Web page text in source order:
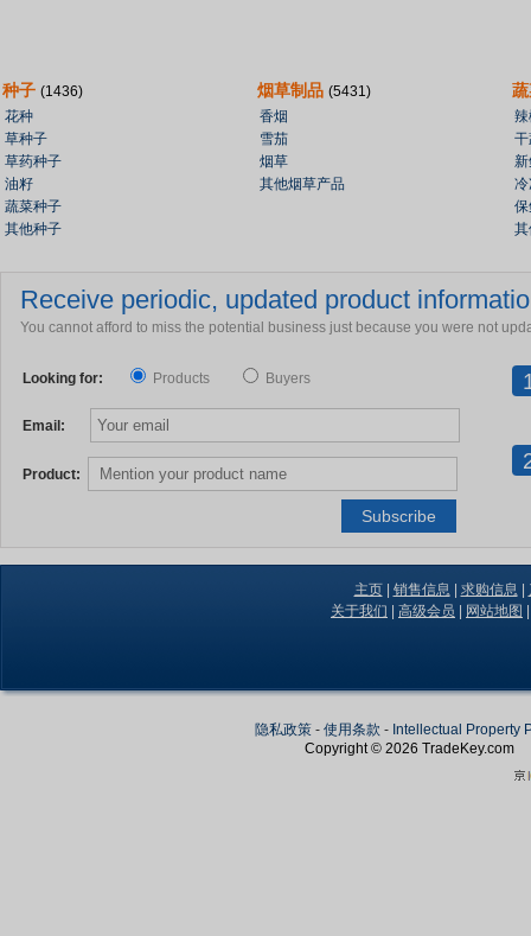
种子 (1436)
花种
草种子
草药种子
油籽
蔬菜种子
其他种子
烟草制品 (5431)
香烟
雪茄
烟草
其他烟草产品
Receive periodic, updated product
You cannot afford to miss the potential business just because you were not
Looking for: Products Buyers
Email:
Product:
主页| 销售信息 求购信息
关于我们
高级会员 网站地图
隐私政策 - 使用条款 - Intellectual Property
Copyright © 2026 TradeKey.com